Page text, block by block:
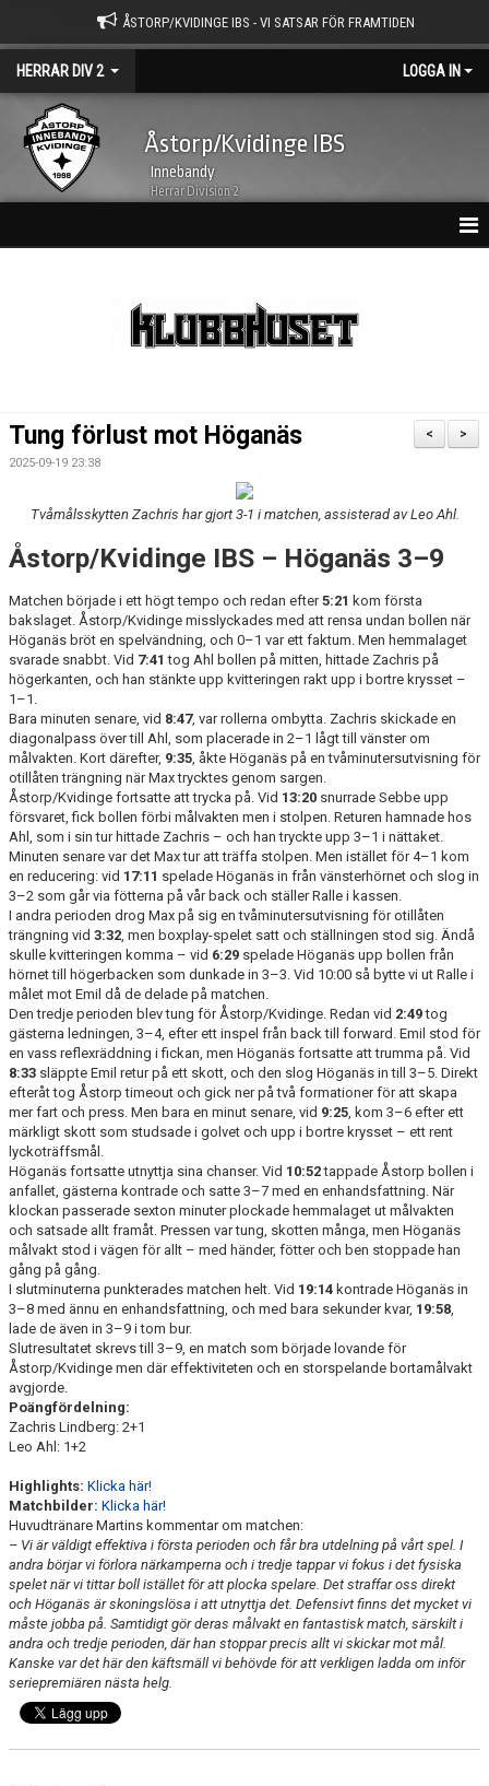
ÅSTORP/KVIDINGE IBS - VI SATSAR FÖR FRAMTIDEN
HERRAR DIV 2 LOGGA IN
Åstorp/Kvidinge IBS
Innebandy
Herrar Division 2
TRUPPEN
BILDGALLERI
DOKUMENT
KONTAKT
>
<
Tung förlust mot Höganäs
2025-09-19 23:38
Tvåmålsskytten Zachris har gjort 3-1 i matchen, assisterad av Leo Ahl.
Åstorp/Kvidinge IBS – Höganäs 3–9
Matchen började i ett högt tempo och redan efter5:21 kom första
bakslaget. Åstorp/Kvidinge misslyckades med att rensa undan bollen när
Höganäs bröt en spelvändning, och 0–1 var ett faktum. Men hemmalaget
svarade snabbt. Vid 7:41 tog Ahl bollen på mitten, hittade Zachris på
högerkanten, och han stänkte upp kvitteringen rakt upp i bortre krysset –
1–1.
Bara minuten senare, vid 8:47, var rollerna ombytta. Zachris skickade en
diagonalpass över till Ahl, som placerade in 2–1 lågt till vänster om
målvakten. Kort därefter, 9:35, åkte Höganäs på en tvåminutersutvisning för
otillåten trängning när Max trycktes genom sargen.
Åstorp/Kvidinge fortsatte att trycka på. Vid 13:20 snurrade Sebbe upp
försvaret, fick bollen förbi målvakten men i stolpen. Returen hamnade hos
Ahl, som i sin tur hittade Zachris – och han tryckte upp 3–1 i nättaket.
Minuten senare var det Max tur att träffa stolpen. Men istället för 4–1 kom
en reducering: vid 17:11 spelade Höganäs in från vänsterhörnet och slog in
3–2 som går via fötterna på vår back och ställer Ralle i kassen.
I andra perioden drog Max på sig en tvåminutersutvisning för otillåten
trängning vid 3:32, men boxplay-spelet satt och ställningen stod sig. Ändå
skulle kvitteringen komma – vid 6:29 spelade Höganäs upp bollen från
hörnet till högerbacken som dunkade in 3–3. Vid 10:00 så bytte vi ut Ralle i
målet mot Emil då de delade på matchen.
Den tredje perioden blev tung för Åstorp/Kvidinge. Redan vid 2:49tog
gästerna ledningen, 3–4, efter ett inspel från back till forward. Emil stod för
en vass reflexräddning i fickan, men Höganäs fortsatte att trumma på. Vid
8:33 släppte Emil retur på ett skott, och den slog Höganäs in till 3–5. Direkt
efteråt tog Åstorp timeout och gick ner på två formationer för att skapa
mer fart och press. Men bara en minut senare, vid 9:25, kom 3–6 efter ett
märkligt skott som studsade i golvet och upp i bortre krysset – ett rent
lyckoträffsmål.
Höganäs fortsatte utnyttja sina chanser. Vid 10:52tappade Åstorp bollen i
anfallet, gästerna kontrade och satte 3–7 med en enhandsfattning. När
klockan passerade sexton minuter plockade hemmalaget ut målvakten
och satsade allt framåt. Pressen var tung, skotten många, men Höganäs
målvakt stod i vägen för allt – med händer, fötter och ben stoppade han
gång på gång.
I slutminuterna punkterades matchen helt. Vid 19:14 kontrade Höganäs in
3–8 med ännu en enhandsfattning, och med bara sekunder kvar, 19:58,
lade de även in 3–9 i tom bur.
Slutresultatet skrevs till 3–9, en match som började lovande för
Åstorp/Kvidinge men där effektiviteten och en storspelande bortamålvakt
avgjorde.
Poängfördelning:
Zachris Lindberg: 2+1
Leo Ahl: 1+2
Highlights: Klicka här!
Matchbilder: Klicka här!
Huvudtränare Martins kommentar om matchen:
– Vi är väldigt effektiva i första perioden och får bra utdelning på vårt spel. I
andra börjar vi förlora närkamperna och i tredje tappar vi fokus i det fysiska
spelet när vi tittar boll istället för att plocka spelare. Det straffar oss direkt
och Höganäs är skoningslösa i att utnyttja det. Defensivt finns det mycket vi
måste jobba på. Samtidigt gör deras målvakt en fantastisk match, särskilt i
andra och tredje perioden, där han stoppar precis allt vi skickar mot mål.
Kanske var det här den käftsmäll vi behövde för att verkligen ladda om inför
seriepremiären nästa helg.